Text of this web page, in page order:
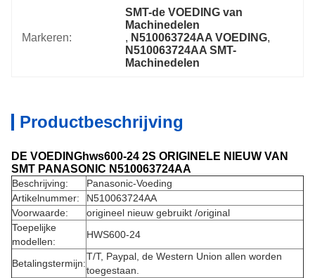
Markeren:
SMT-de VOEDING van
Machinedelen
, N510063724AA VOEDING,
N510063724AA SMT-
Machinedelen
Productbeschrijving
DE VOEDINGhws600-24 2S ORIGINELE NIEUW VAN
SMT PANASONIC N510063724AA
Beschrijving:
Panasonic-Voeding
Artikelnummer:
N510063724AA
Voorwaarde:
origineel nieuw gebruikt /original
Toepelijke
modellen:
HWS600-24
Betalingstermijn:
T/T, Paypal, de Western Union allen worden
toegestaan.